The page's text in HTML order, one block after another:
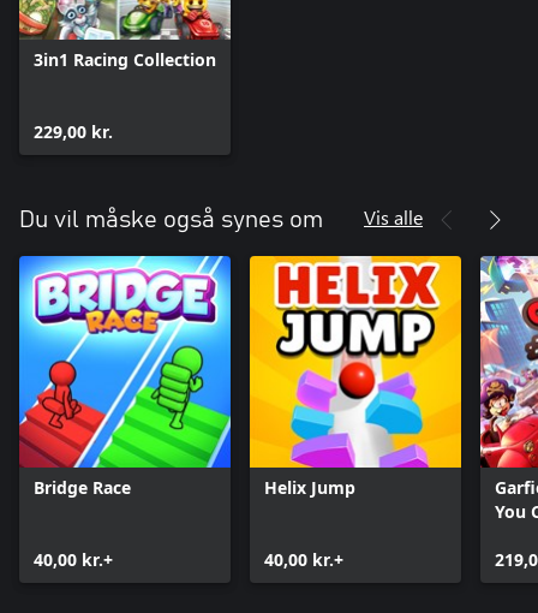
3in1 Racing Collection
229,00 kr.
Du vil måske også synes om Vis alle
Bridge Race
40,00 kr.+
Helix Jump
40,00 kr.+
You